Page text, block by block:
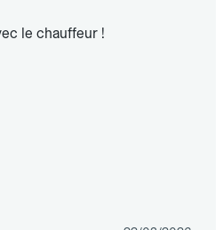
le chauffeur !